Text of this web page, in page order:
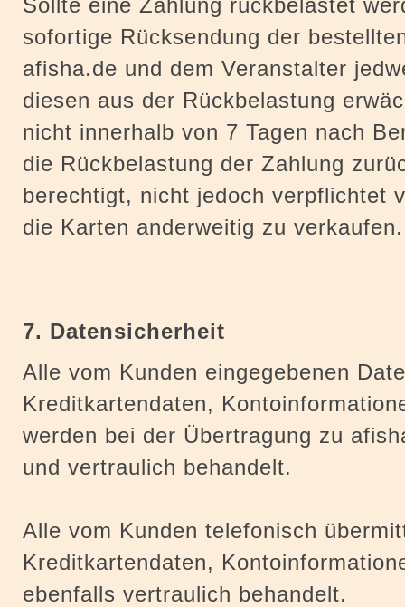
Sollte eine Zahlung rückbelastet
sofortige Rücksendung der
afisha.de und dem Veranstalter
diesen aus der Rückbelastung
nicht innerhalb von 7 Tagen nach
die Rückbelastung der Zahlung
berechtigt, nicht jedoch verpflichtet
die Karten anderweitig zu verkaufen.
7. Datensicherheit
Alle vom Kunden eingegebenen
Kreditkartendaten,
werden bei der Übertragung zu
und vertraulich behandelt.
Alle vom Kunden telefonisch
Kreditkartendaten,
ebenfalls vertraulich behandelt.